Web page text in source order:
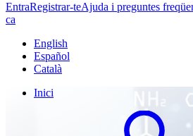
EntraRegistrar-teAjuda i preguntes
ca
English
Español
Català
Inici